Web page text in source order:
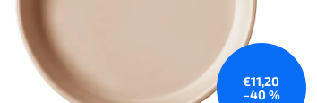
€11,20
–40 %